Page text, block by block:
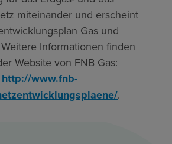
miteinander und erscheint
Gas und
Informationen finden
Website von FNB Gas:
http://www.fnb-
.